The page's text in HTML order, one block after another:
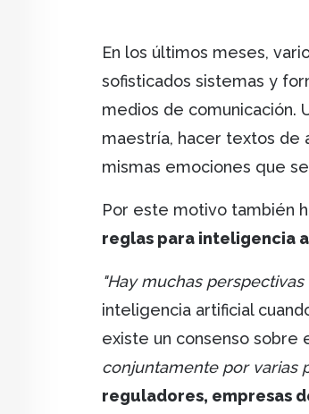
En los últimos meses,
sofisticados sistemas y
medios de comunicación.
maestría, hacer textos de
mismas emociones que
Por este motivo también
reglas para inteligencia
"Hay muchas
inteligencia artificial
existe un consenso sobre
conjuntamente por varias
reguladores, empresas